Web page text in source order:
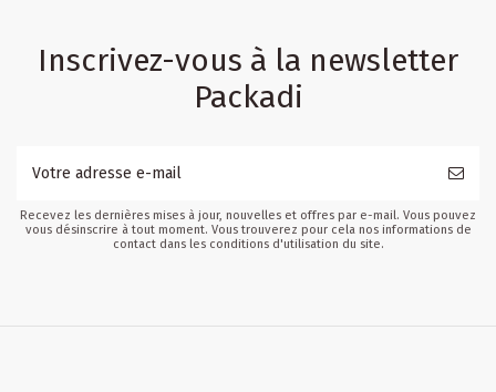
Inscrivez-vous à la newsletter
Packadi
Recevez les dernières mises à jour, nouvelles et offres par e-mail. Vous pouvez
vous désinscrire à tout moment. Vous trouverez pour cela nos informations de
contact dans les conditions d'utilisation du site.